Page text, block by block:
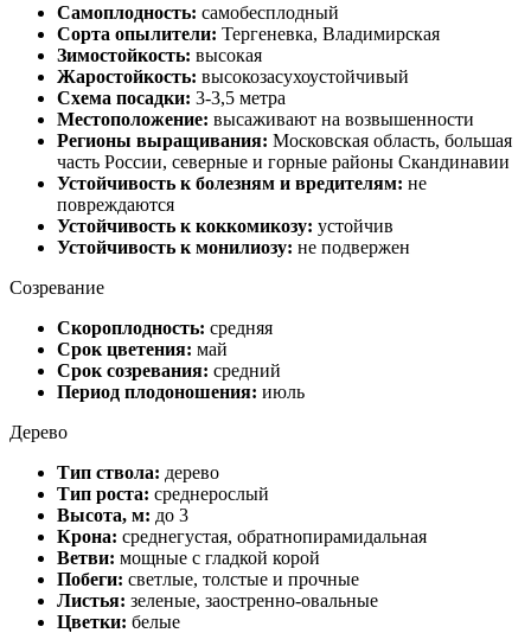
Самоплодность: самобесплодный
Сорта опылители: Тергеневка, Владимирская
Зимостойкость: высокая
Жаростойкость: высокозасухоустойчивый
Схема посадки: 3-3,5 метра
Местоположение: высаживают на возвышенности
Регионы выращивания: Московская область, большая
часть России, северные и горные районы Скандинавии
Устойчивость к болезням и вредителям: не
повреждаются
Устойчивость к коккомикозу: устойчив
Устойчивость к монилиозу: не подвержен
Созревание
Скороплодность: средняя
Срок цветения: май
Срок созревания: средний
Период плодоношения: июль
Дерево
Тип ствола: дерево
Тип роста: среднерослый
Высота, м: до 3
Крона: среднегустая, обратнопирамидальная
Ветви: мощные с гладкой корой
Побеги: светлые, толстые и прочные
Листья: зеленые, заостренно-овальные
Цветки: белые